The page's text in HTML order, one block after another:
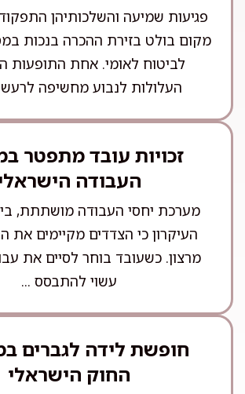
פגיעות שמיעה והשלכותיהן
מקום בולט בזירת ההכרה בנכות
לביטוח לאומי. אחת התופעות
העלולות לנבוע מחשיפה לרעש
זכויות עובד מתפטר
העבודה
מערכת יחסי העבודה מושתתת,
העיקרון כי הצדדים מקיימים את
מרצון. כשעובד בוחר לסיים את
עשוי להתבסס ...
חופשת לידה לגברים
החוק הישראלי